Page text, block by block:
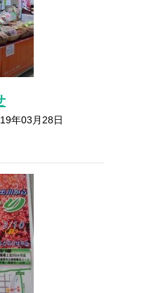
年03月28日